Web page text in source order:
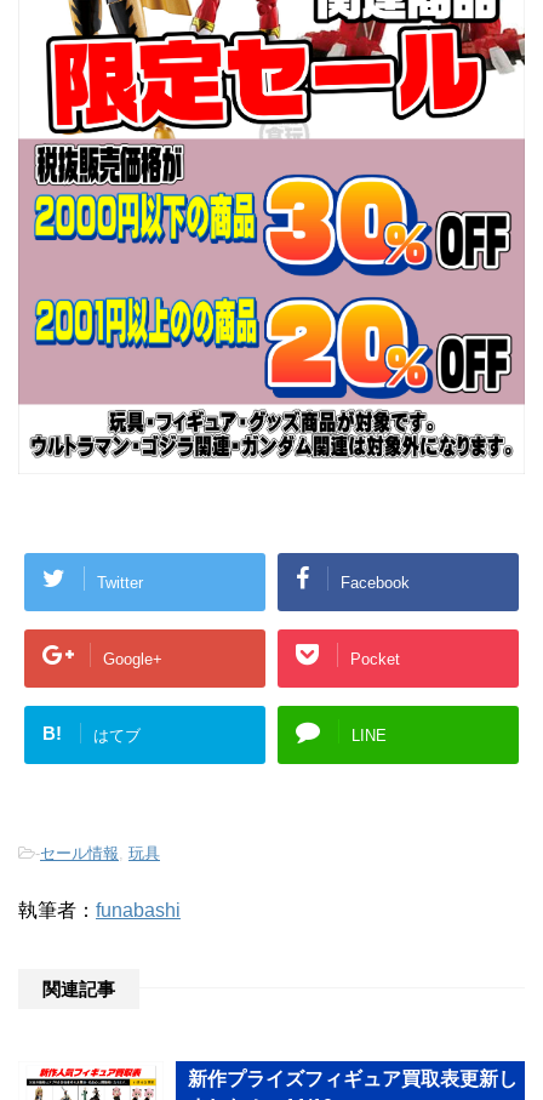
Twitter Facebook
Google+ Pocket
B! はてブ LINE
-セール情報, 玩具
執筆者： funabashi
関連記事
新作プライズフィギュア買取表更新し